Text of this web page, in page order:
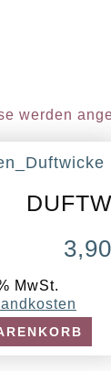
werden
3,90
MwSt.